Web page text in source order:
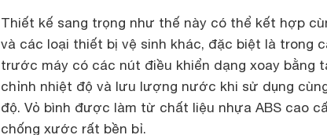
Thiết kế sang trọng như thế này có thể kết hợp
và các loại thiết bị vệ sinh khác, đặc biệt là trong
trước máy có các nút điều khiển dạng xoay bằng
chỉnh nhiệt độ và lưu lượng nước khi sử dụng
độ. Vỏ bình được làm từ chất liệu nhựa ABS cao
chống xước rất bền bỉ.